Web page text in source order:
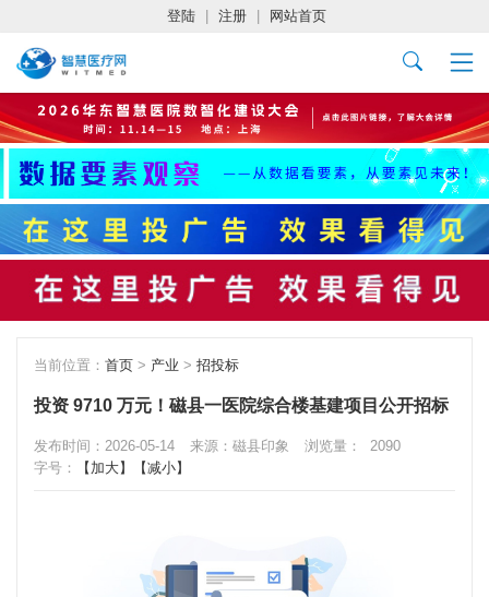
登陆 注册 网站首页
当前位置： 首页 > 产业 > 招投标
投资 9710 万元！磁县一医院综合楼基建项目公开招标
发布时间：2026-05-14 来源：磁县印象 浏览量：
2090
字号：
【加大】 【减小】